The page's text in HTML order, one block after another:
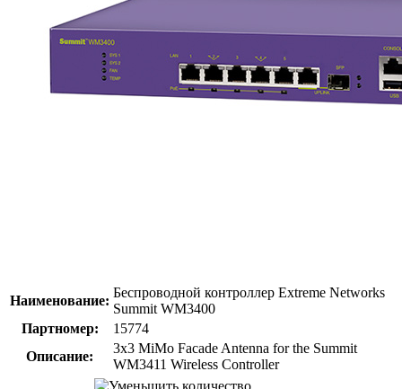
Наименование:
Беспроводной контроллер Extreme Networks
Summit WM3400
Партномер:
15774
Описание:
3x3 MiMo Facade Antenna for the Summit
WM3411 Wireless Controller